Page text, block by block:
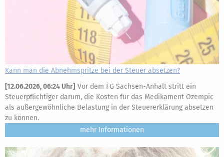
Kann man die Abnehmspritze bei der Steuer absetzen?
[12.06.2026, 06:24 Uhr] Vor dem FG Sachsen-Anhalt stritt ein
Steuerpflichtiger darum, die Kosten für das Medikament Ozempic
als außergewöhnliche Belastung in der Steuererklärung absetzen
zu können.
mehr